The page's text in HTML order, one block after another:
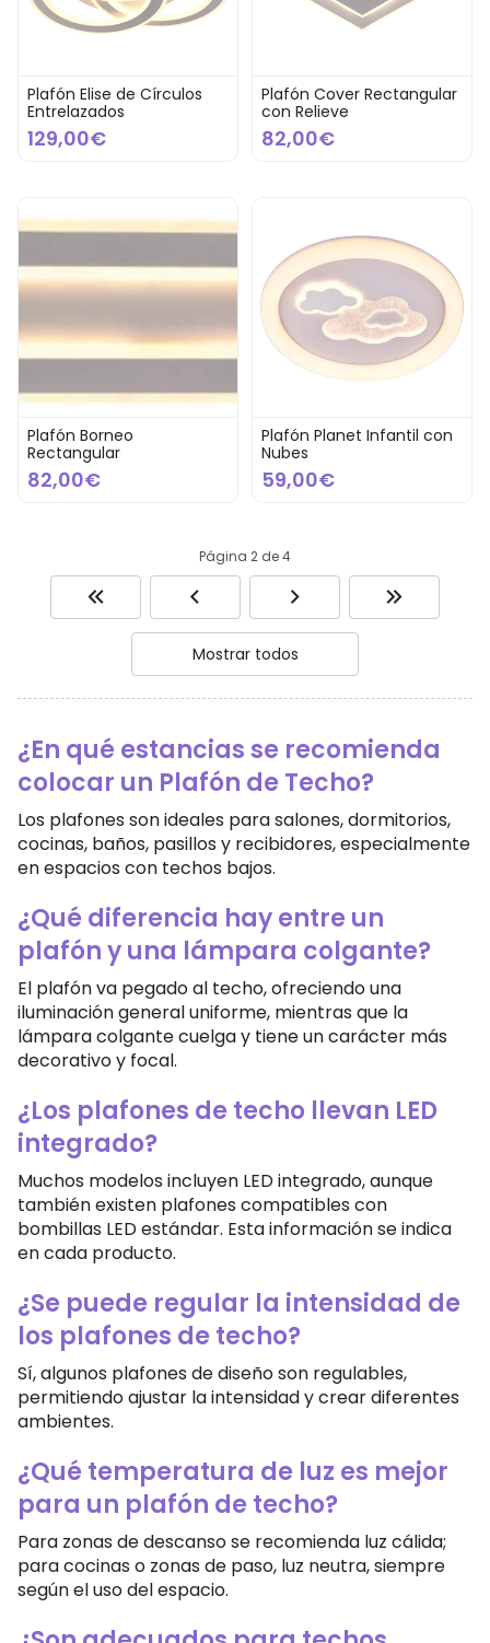
¿En qué estancias se recomienda
colocar un Plafón de Techo?
Los plafones son ideales para salones, dormitorios,
cocinas, baños, pasillos y recibidores, especialmente
en espacios con techos bajos.
¿Qué diferencia hay entre un
plafón y una lámpara colgante?
El plafón va pegado al techo, ofreciendo una
iluminación general uniforme, mientras que la
lámpara colgante cuelga y tiene un carácter más
decorativo y focal.
¿Los plafones de techo llevan LED
integrado?
Muchos modelos incluyen LED integrado, aunque
también existen plafones compatibles con
bombillas LED estándar. Esta información se indica
en cada producto.
¿Se puede regular la intensidad de
los plafones de techo?
Sí, algunos plafones de diseño son regulables,
permitiendo ajustar la intensidad y crear diferentes
ambientes.
¿Qué temperatura de luz es mejor
para un plafón de techo?
Para zonas de descanso se recomienda luz cálida;
para cocinas o zonas de paso, luz neutra, siempre
según el uso del espacio.
Plafón Elise de Círculos
Entrelazados
129,00€
Plafón Cover Rectangular
con Relieve
82,00€
Plafón Borneo
Rectangular
82,00€
Plafón Planet Infantil con
Nubes
59,00€
Página 2 de 4
Mostrar todos